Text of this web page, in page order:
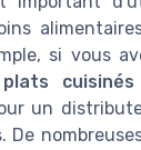
si vous
plats cuisinés
un
De